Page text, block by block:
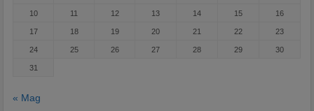
10 11 12 13 14 15 16
17 18 19 20 21 22 23
24 25 26 27 28 29 30
31
« Mag